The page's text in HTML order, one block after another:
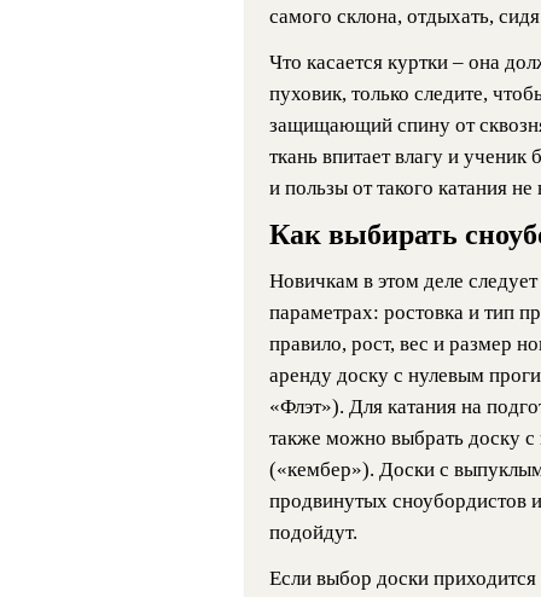
самого склона, отдыхать,
Что касается куртки – она
пуховик, только следите,
защищающий спину от
ткань впитает влагу и ученик
и пользы от такого катания не
Как выбирать
Новичкам в этом деле
параметрах: ростовка и тип
правило, рост, вес и размер
аренду доску с нулевым
«Флэт»). Для катания на
также можно выбрать доску
(«кембер»). Доски с
продвинутых сноубордистов
подойдут.
Если выбор доски